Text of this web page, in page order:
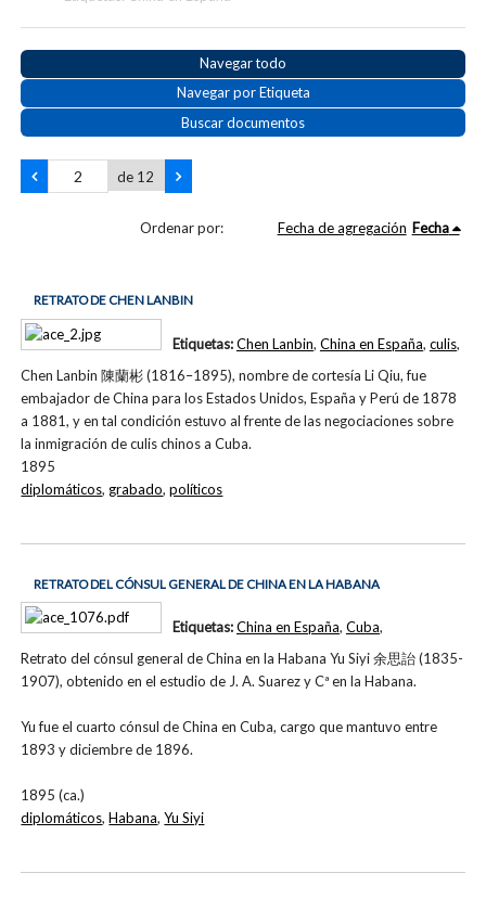
Navegar todo
Navegar por Etiqueta
Buscar documentos
de 12
Ordenar por: Fecha de agregación Fecha
RETRATO DE CHEN LANBIN
Chen Lanbin 陳蘭彬 (1816–1895), nombre de cortesía Li Qiu, fue
embajador de China para los Estados Unidos, España y Perú de 1878
a 1881, y en tal condición estuvo al frente de las negociaciones sobre
la inmigración de culis chinos a Cuba.
1895
Etiquetas:Chen Lanbin, China en España, culis,
diplomáticos, grabado,políticos
RETRATO DEL CÓNSUL GENERAL DE CHINA EN LA HABANA
Retrato del cónsul general de China en la Habana Yu Siyi 余思詒 (1835-
1907), obtenido en el estudio de J. A. Suarez y Cª en la Habana.
Yu fue el cuarto cónsul de China en Cuba, cargo que mantuvo entre
1893 y diciembre de 1896.
1895 (ca.)
Etiquetas:China en España, Cuba,
diplomáticos,Habana,Yu Siyi